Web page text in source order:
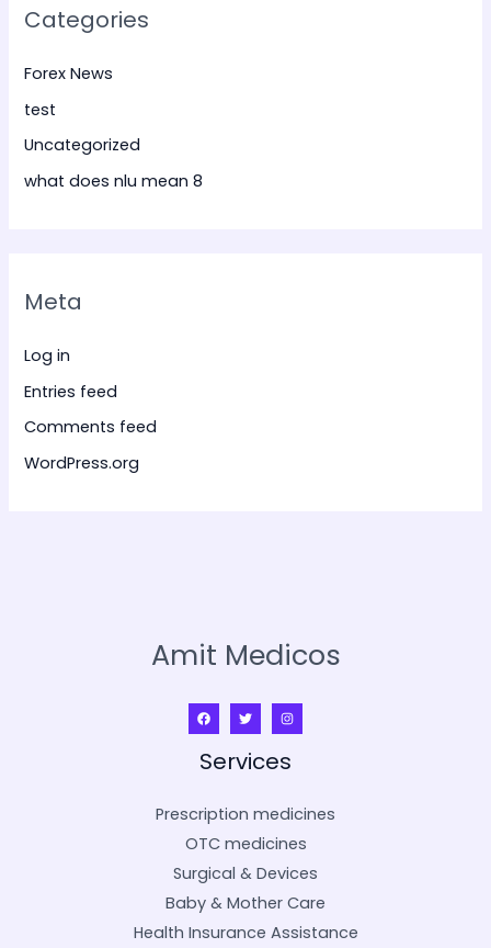
Categories
Forex News
test
Uncategorized
what does nlu mean 8
Meta
Log in
Entries feed
Comments feed
WordPress.org
Amit Medicos
Services
Prescription medicines
OTC medicines
Surgical & Devices
Baby & Mother Care
Health Insurance Assistance